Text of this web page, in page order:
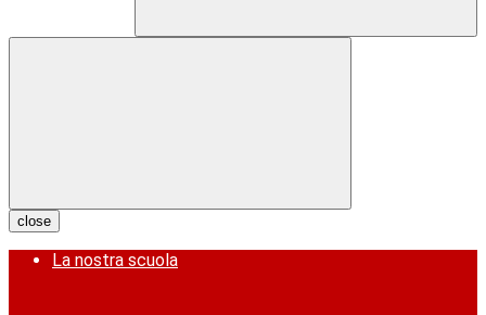
close
La nostra scuola